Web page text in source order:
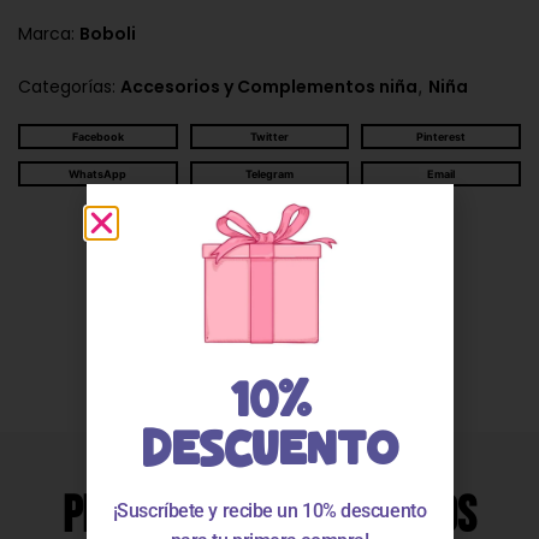
Marca: Boboli
Categorías: Accesorios y Complementos niña, Niña
Facebook Twitter Pinterest
WhatsApp Telegram Email
Descripción
Valoraciones
Productos Relacionados
10%
DESCUENTO
¡Suscríbete y recibe un 10% descuento